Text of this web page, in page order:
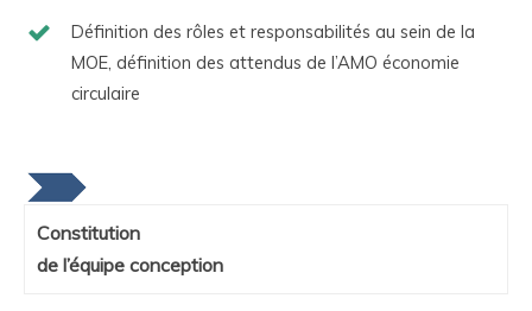
Définition des rôles et responsabilités au sein de la
MOE, définition des attendus de l’AMO économie
circulaire
Constitution
de l’équipe conception